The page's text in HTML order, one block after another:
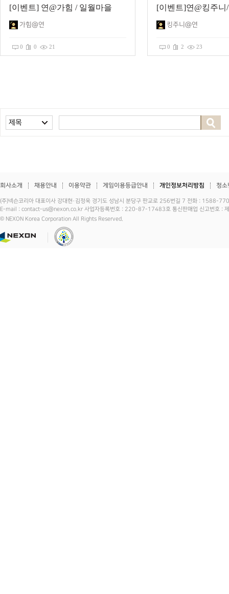
[이벤트] 연@가힘 / 일월마을
가힘@연
0 0 21
킹주니@연
0 2 23
제목
회사소개 채용안내 이용약관 게임이용등급안내 개인정보처리방침 청소
(주)넥슨코리아 대표이사 강대현·김정욱 경기도 성남시 분당구 판교로 256번길 7 전화 :
E-mail : contact-us@nexon.co.kr 사업자등록번호 : 220-87-17483호 통신판매업 신고번호 :
© NEXON Korea Corporation All Rights Reserved.